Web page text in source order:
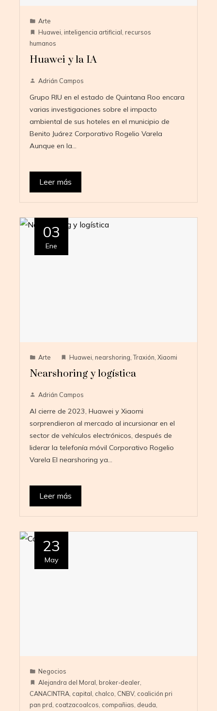
Arte
Huawei inteligencia artificial recursos
humanos
Huawei y la IA
Adrián Campos
Grupo RIU en el estado de Quintana Roo encara
varias investigaciones sobre el impacto
ambiental de sus hoteles en el municipio de
Benito Juárez Corporativo Rogelio Varela
Aunque en la…
Leer más
03
Ene
Arte Huawei nearshoring ,Traxión Xiaomi
Nearshoring y logística
Adrián Campos
Al cierre de 2023, Huawei y Xiaomi
sorprendieron al mercado al incursionar en el
sector de vehículos electrónicos, después de
liderar la telefonía móvil Corporativo Rogelio
Varela El nearshoring ya…
Leer más
23
May
Negocios
Alejandra del Moral broker-dealer
CANACINTRA capital chalco CNBV, coalición pri
pan prd coatzacoalcos compañias deuda